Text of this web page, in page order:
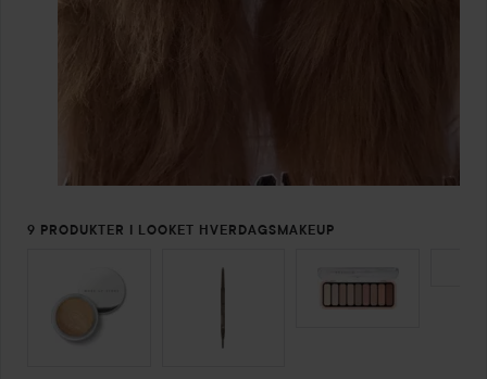
9 PRODUKTER I LOOKET HVERDAGSMAKEUP